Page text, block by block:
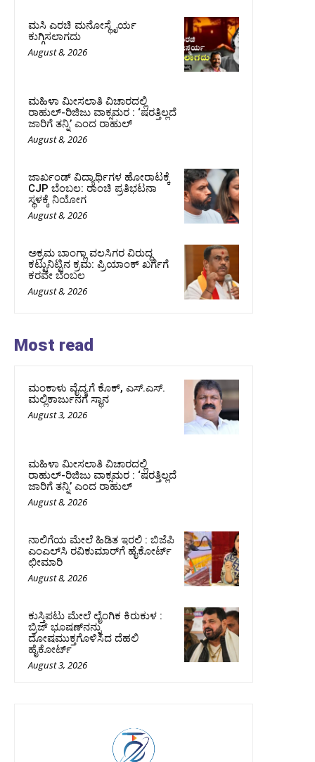
ಮಸಿ ಎರಚಿ ಮನೋಸ್ಥೈರ್ಯ
ಕುಗ್ಗಿಸಲಾಗದು
August 8, 2026
ಮಹಿಳಾ ಮೀಸಲಾತಿ ವಿಚಾರದಲ್ಲಿ
ರಾಹುಲ್‌-ರಿಜಿಜು ವಾಕ್ಸಮರ : ‘ಷರತ್ತಿಲ್ಲದೆ
ಜಾರಿಗೆ ತನ್ನಿ’ ಎಂದ ರಾಹುಲ್‌
August 8, 2026
ಜಾರ್ಖಂಡ್‌ ವಿದ್ಯಾರ್ಥಿಗಳ ಹೋರಾಟಕ್ಕೆ
CJP ಬೆಂಬಲ: ರಾಂಚಿ ಪ್ರತಿಭಟನಾ
ಸ್ಥಳಕ್ಕೆ ನಿಯೋಗ
August 8, 2026
ಅಕ್ರಮ ಬಾಂಗ್ಲಾ ವಲಸಿಗರ ವಿರುದ್ಧ
ಕಟ್ಟುನಿಟ್ಟಿನ ಕ್ರಮ: ಪ್ರಿಯಾಂಕ್ ಖರ್ಗೆಗೆ
ಕರವೇ ಬೆಂಬಲ
August 8, 2026
Most read
ಮಂಕಾಳು ವೈದ್ಯಗೆ ಕೊಕ್‌, ಎಸ್‌.ಎಸ್‌.
ಮಲ್ಲಿಕಾರ್ಜುನಗೆ ಸ್ಥಾನ
August 3, 2026
ಮಹಿಳಾ ಮೀಸಲಾತಿ ವಿಚಾರದಲ್ಲಿ
ರಾಹುಲ್‌-ರಿಜಿಜು ವಾಕ್ಸಮರ : ‘ಷರತ್ತಿಲ್ಲದೆ
ಜಾರಿಗೆ ತನ್ನಿ’ ಎಂದ ರಾಹುಲ್‌
August 8, 2026
ನಾಲಿಗೆಯ ಮೇಲೆ ಹಿಡಿತ ಇರಲಿ : ಬಿಜೆಪಿ
ಎಂಎಲ್‌ಸಿ ರವಿಕುಮಾರ್‌ಗೆ ಹೈಕೋರ್ಟ್
ಛೀಮಾರಿ
August 8, 2026
ಕುಸ್ತಿಪಟು ಮೇಲೆ ಲೈಂಗಿಕ ಕಿರುಕುಳ :
ಬ್ರಿಜ್‌ ಭೂಷಣ್‌ನನ್ನು
ದೋಷಮುಕ್ತಗೊಳಿಸಿದ ದೆಹಲಿ
ಹೈಕೋರ್ಟ್‌
August 3, 2026